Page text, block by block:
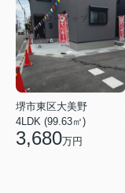
堺市東区大美野
4LDK (99.63㎡)
3,680万円